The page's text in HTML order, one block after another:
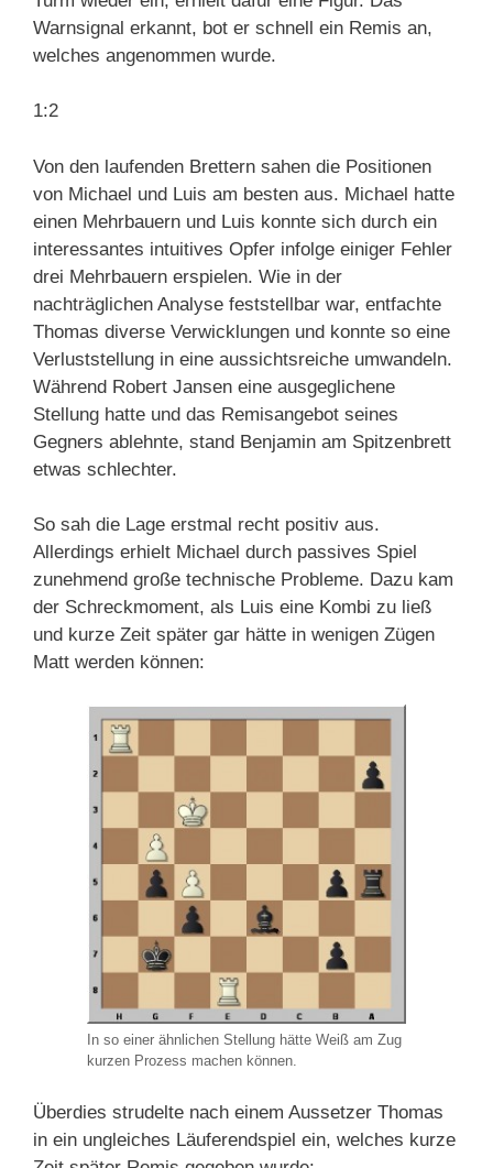
Warnsignal erkannt, bot er schnell ein Remis an,
welches angenommen wurde.
1:2
Von den laufenden Brettern sahen die Positionen
von Michael und Luis am besten aus. Michael hatte
einen Mehrbauern und Luis konnte sich durch ein
interessantes intuitives Opfer infolge einiger Fehler
drei Mehrbauern erspielen. Wie in der
nachträglichen Analyse feststellbar war, entfachte
Thomas diverse Verwicklungen und konnte so eine
Verluststellung in eine aussichtsreiche umwandeln.
Während Robert Jansen eine ausgeglichene
Stellung hatte und das Remisangebot seines
Gegners ablehnte, stand Benjamin am Spitzenbrett
etwas schlechter.
So sah die Lage erstmal recht positiv aus.
Allerdings erhielt Michael durch passives Spiel
zunehmend große technische Probleme. Dazu kam
der Schreckmoment, als Luis eine Kombi zu ließ
und kurze Zeit später gar hätte in wenigen Zügen
Matt werden können:
In so einer ähnlichen Stellung hätte Weiß am Zug
kurzen Prozess machen können.
Überdies strudelte nach einem Aussetzer Thomas
in ein ungleiches Läuferendspiel ein, welches kurze